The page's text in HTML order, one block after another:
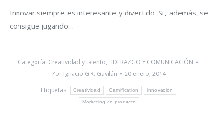
Innovar siempre es interesante y divertido. Si., además, se
consigue jugando…
Categoría: Creatividad y talento, LIDERAZGO Y COMUNICACIÓN
Por Ignacio G.R. Gavilán
20 enero, 2014
Etiquetas:
Creatividad Gamification innovación
Marketing de producto